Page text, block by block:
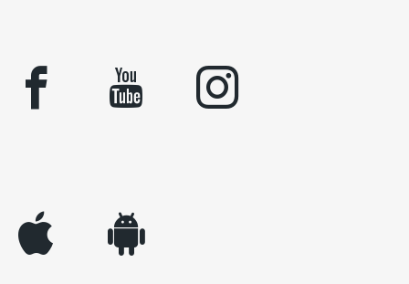
facebook youtube instagram
appleinc android